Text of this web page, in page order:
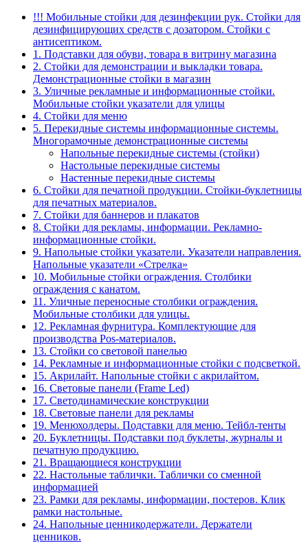
!!! Мобильные стойки для дезинфекции рук. Стойки для
дезинфицирующих средств с дозатором. Стойки с
антисептиком.
1. Подставки для обуви, товара в витрину магазина
2. Стойки для демонстрации и выкладки товара.
Демонстрационные стойки в магазин
3. Уличные рекламные и информационные стойки.
Мобильные стойки указатели для улицы
4. Стойки для меню
5. Перекидные системы информационные системы.
Многорамочные демонстрационные системы
Напольные перекидные системы (стойки)
Настольные перекидные системы
Настенные перекидные системы
6. Стойки для печатной продукции. Стойки-буклетницы
для печатных материалов.
7. Стойки для баннеров и плакатов
8. Стойки для рекламы, информации. Рекламно-
информационные стойки.
9. Напольные стойки указатели. Указатели направления.
Напольные указатели «Стрелка»
10. Мобильные стойки ограждения. Столбики
ограждения с канатом.
11. Уличные переносные столбики ограждения.
Мобильные столбики для улицы.
12. Рекламная фурнитура. Комплектующие для
производства Pos-материалов.
13. Стойки со световой панелью
14. Рекламные и информационные стойки с подсветкой.
15. Акрилайт. Напольные стойки с акрилайтом.
16. Световые панели (Frame Led)
17. Светодинамические конструкции
18. Световые панели для рекламы
19. Менюхолдеры. Подставки для меню. Тейбл-тенты
20. Буклетницы. Подставки под буклеты, журналы и
печатную продукцию.
21. Вращающиеся конструкции
22. Настольные таблички. Таблички со сменной
информацией
23. Рамки для рекламы, информации, постеров. Клик
рамки настольные.
24. Напольные ценникодержатели. Держатели
ценников.